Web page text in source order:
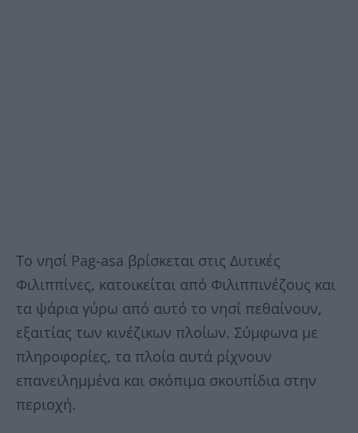
Το νησί Pag-asa βρίσκεται στις Δυτικές
Φιλιππίνες, κατοικείται από Φιλιππινέζους και
τα ψάρια γύρω από αυτό το νησί πεθαίνουν,
εξαιτίας των κινέζικων πλοίων. Σύμφωνα με
πληροφορίες, τα πλοία αυτά ρίχνουν
επανειλημμένα και σκόπιμα σκουπίδια στην
περιοχή.